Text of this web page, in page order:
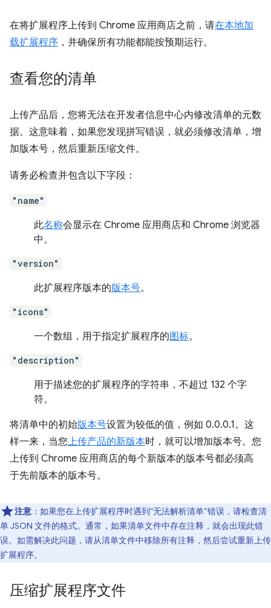
在将扩展程序上传到 Chrome 应用商店之前，请在本地加
载扩展程序 ，并确保所有功能都能按预期运行。
查看您的清单
上传产品后，您将无法在开发者信息中心内修改清单的元数
据。这意味着，如果您发现拼写错误，就必须修改清单，增
加版本号，然后重新压缩文件。
请务必检查并包含以下字段：
"name"
此名称会显示在 Chrome 应用商店和 Chrome 浏览器
中。
"version"
此扩展程序版本的版本号。
"icons"
一个数组，用于指定扩展程序的图标。
"description"
用于描述您的扩展程序的字符串，不超过 132 个字
符。
将清单中的初始版本号设置为较低的值，例如 0.0.0.1。这
样一来，当您上传产品的新版本时，就可以增加版本号。您
上传到 Chrome 应用商店的每个新版本的版本号都必须高
于先前版本的版本号。
注意 ：如果您在上传扩展程序时遇到“无法解析清单”错误，请检查清
单 JSON 文件的格式。通常，如果清单文件中存在注释，就会出现此错
误。如需解决此问题，请从清单文件中移除所有注释，然后尝试重新上传
扩展程序。
压缩扩展程序文件